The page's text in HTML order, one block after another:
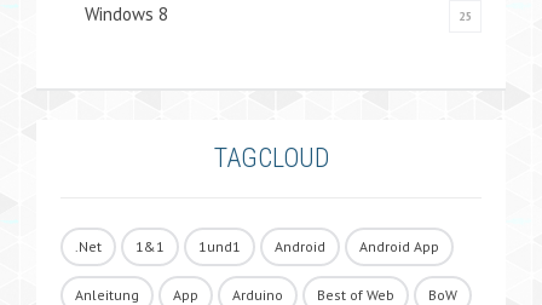
Windows 8 25
TAGCLOUD
.Net 1&1 1und1 Android Android App
Anleitung App Arduino Best of Web BoW